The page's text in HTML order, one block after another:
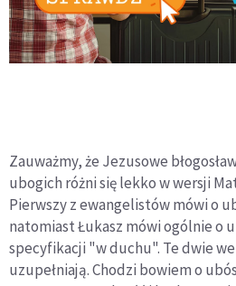
Zauważmy, że Jezusowe
ubogich różni się lekko w wersji
Pierwszy z ewangelistów mówi o
natomiast Łukasz mówi ogólnie o
specyfikacji "w duchu". Te dwie
uzupełniają. Chodzi bowiem o